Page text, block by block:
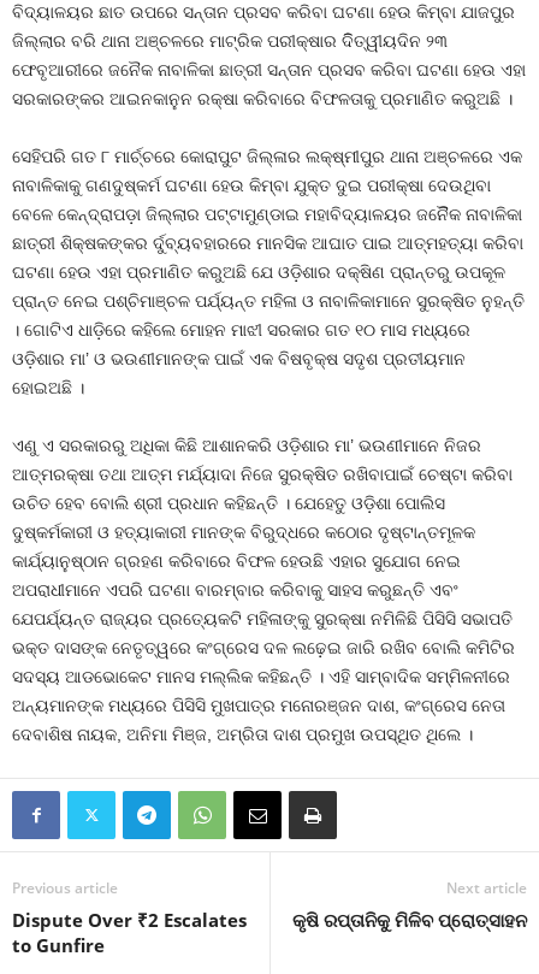
ବିଦ୍ୟାଳୟର ଛାତ ଉପରେ ସନ୍ତାନ ପ୍ରସବ କରିବା ଘଟଣା ହେଉ କିମ୍ବା ଯାଜପୁର
ଜିଲ୍ଲାର ବରି ଥାନା ଅଞ୍ଚଳରେ ମାଟ୍ରିକ ପରୀକ୍ଷାର ଦିିତ୍ୱୀୟଦିନ ୨୩
ଫେବୃଆରୀରେ ଜନୈକ ନାବାଳିକା ଛାତ୍ରୀ ସନ୍ତାନ ପ୍ରସବ କରିବା ଘଟଣା ହେଉ ଏହା
ସରକାରଙ୍କର ଆଇନକାନୁନ ରକ୍ଷା କରିବାରେ ବିଫଳତାକୁ ପ୍ରମାଣିତ କରୁଅଛି ।
ସେହିପରି ଗତ ୮ ମାର୍ଚ୍ଚରେ କୋରାପୁଟ ଜିଲ୍ଳାର ଲକ୍ଷ୍ମୀପୁର ଥାନା ଅଞ୍ଚଳରେ ଏକ
ନାବାଳିକାକୁ ଗଣଦୁଷ୍କର୍ମ ଘଟଣା ହେଉ କିମ୍ବା ଯୁକ୍ତ ଦୁଇ ପରୀକ୍ଷା ଦେଉଥିବା
ବେଳେ କେନ୍ଦ୍ରାପଡ଼ା ଜିଲ୍ଲାର ପଟ୍ଟାମୁଣ୍ଡାଇ ମହାବିଦ୍ୟାଳୟର ଜନୈିକ ନାବାଳିକା
ଛାତ୍ରୀ ଶିକ୍ଷକଙ୍କର ର୍ଦୁବ୍ୟବହାରରେ ମାନସିକ ଆଘାତ ପାଇ ଆତ୍ମହତ୍ୟା କରିବା
ଘଟଣା ହେଉ ଏହା ପ୍ରମାଣିତ କରୁଅଛି ଯେ ଓଡ଼ିଶାର ଦକ୍ଷିଣ ପ୍ରାନ୍ତରୁ ଉପକୂଳ
ପ୍ରାନ୍ତ ନେଇ ପଶ୍ଚିମାଞ୍ଚଳ ପର୍ଯ୍ୟନ୍ତ ମହିଳା ଓ ନାବାଳିକାମାନେ ସୁରକ୍ଷିତ ନୁହନ୍ତି
। ଗୋଟିଏ ଧାଡ଼ିରେ କହିଲେ ମୋହନ ମାଝୀ ସରକାର ଗତ ୧୦ ମାସ ମଧ୍ୟରେ
ଓଡ଼ିଶାର ମା’ ଓ ଭଉଣୀମାନଙ୍କ ପାଇଁ ଏକ ବିଷବୃକ୍ଷ ସଦୃଶ ପ୍ରତୀୟମାନ
ହୋଇଅଛି ।
ଏଣୁ ଏ ସରକାରରୁ ଅଧିକା କିଛି ଆଶାନକରି ଓଡ଼ିଶାର ମା’ ଭଉଣୀମାନେ ନିଜର
ଆତ୍ମରକ୍ଷା ତଥା ଆତ୍ମ ମର୍ଯ୍ୟାଦା ନିଜେ ସୁରକ୍ଷିତ ରଖିବାପାଇଁ ଚେଷ୍ଟା କରିବା
ଉଚିତ ହେବ ବୋଲି ଶ୍ରୀ ପ୍ରଧାନ କହିଛନ୍ତି । ଯେହେତୁ ଓଡ଼ିଶା ପୋଲିସ
ଦୁଷ୍କର୍ମକାରୀ ଓ ହତ୍ୟାକାରୀ ମାନଙ୍କ ବିରୁଦ୍ଧରେ କଠୋର ଦୃଷ୍ଟାନ୍ତମୂଳକ
କାର୍ଯ୍ୟାନୁଷ୍ଠାନ ଗ୍ରହଣ କରିବାରେ ବିଫଳ ହେଉଛି ଏହାର ସୁଯୋଗ ନେଇ
ଅପରାଧୀମାନେ ଏପରି ଘଟଣା ବାରମ୍ବାର କରିବାକୁ ସାହସ କରୁଛନ୍ତି ଏବଂ
ଯେପର୍ଯ୍ୟନ୍ତ ରାଜ୍ୟର ପ୍ରତ୍ୟେକଟି ମହିଳାଙ୍କୁ ସୁରକ୍ଷା ନମିଳିଛି ପିସିସି ସଭାପତି
ଭକ୍ତ ଦାସଙ୍କ ନେତୃତ୍ୱରେ କଂଗ୍ରେସ ଦଳ ଲଢ଼େଇ ଜାରି ରଖିବ ବୋଲି କମିଟିର
ସଦସ୍ୟ ଆଡଭୋକେଟ ମାନସ ମଲ୍ଲିକ କହିଛନ୍ତି । ଏହି ସାମ୍ବାଦିକ ସମ୍ମିଳନୀରେ
ଅନ୍ୟମାନଙ୍କ ମଧ୍ୟରେ ପିସିସି ମୁଖପାତ୍ର ମନୋରଞ୍ଜନ ଦାଶ, କଂଗ୍ରେସ ନେତା
ଦେବାଶିଷ ନାୟକ, ଅନିମା ମିଞ୍ଜ, ଅମ୍ରିତା ଦାଶ ପ୍ରମୁଖ ଉପସ୍ଥିତ ଥିଲେ ।
Previous article
Dispute Over ₹2 Escalates
to Gunfire
Next article
କୃଷି ରପ୍ତାନିକୁ ମିଳିବ ପ୍ରୋତ୍ସାହନ